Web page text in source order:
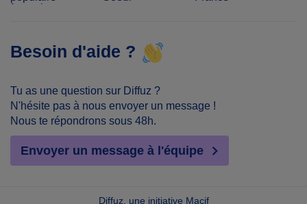
français
Besoin d'aide ?
Tu as une question sur Diffuz ?
N'hésite pas à nous envoyer un message !
Nous te répondrons sous 48h.
Envoyer un message à l'équipe
Diffuz, une initiative Macif